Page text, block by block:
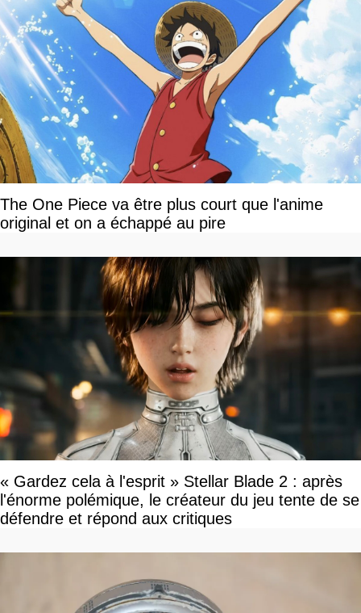
The One Piece va être plus court que l'anime
original et on a échappé au pire
« Gardez cela à l'esprit » Stellar Blade 2 : après
l'énorme polémique, le créateur du jeu tente de se
défendre et répond aux critiques